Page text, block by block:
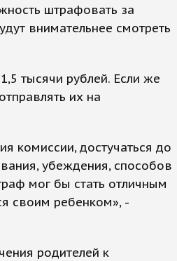
штрафовать за
внимательнее смотреть
тысячи рублей. Если же
их на
комиссии, достучаться до
убеждения, способов
мог бы стать отличным
своим ребенком», -
родителей к